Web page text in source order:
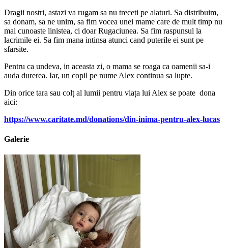
Dragii nostri, astazi va rugam sa nu treceti pe alaturi. Sa distribuim,
sa donam, sa ne unim, sa fim vocea unei mame care de mult timp nu
mai cunoaste linistea, ci doar Rugaciunea. Sa fim raspunsul la
lacrimile ei. Sa fim mana intinsa atunci cand puterile ei sunt pe
sfarsite.
Pentru ca undeva, in aceasta zi, o mama se roaga ca oamenii sa-i
auda durerea. Iar, un copil pe nume Alex continua sa lupte.
Din orice tara sau colț al lumii pentru viața lui Alex se poate dona
aici:
https://www.caritate.md/donations/din-inima-pentru-alex-lucas
Galerie